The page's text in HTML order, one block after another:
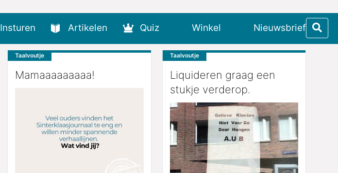
Insturen Artikelen Quiz Winkel
Nieuwsbrief
Taalvoutje
Mamaaaaaaaaa!
Taalvoutje
Liquideren graag een
stukje verderop.